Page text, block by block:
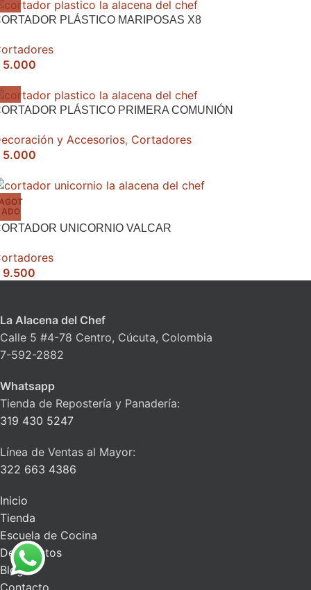
PLÁSTICO MARIPOSAS X8
5.000
PLÁSTICO PRIMERA COMUNIÓN
y Accesorios, Cortadores
5.000
ADO
UNICORNIO VALCAR
9.500
La Alacena del Chef
Calle 5 #4-78 Centro, Cúcuta, Colombia
7-592-2882
Whatsapp
Tienda de Repostería y Panadería:
319 430 5247
Línea de Ventas al Mayor:
322 663 4386
Inicio
Tienda
Escuela de Cocina
Descuentos
Blog
Contacto